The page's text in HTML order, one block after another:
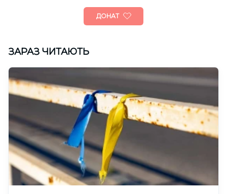
ДОНАТ
ЗАРАЗ ЧИТАЮТЬ